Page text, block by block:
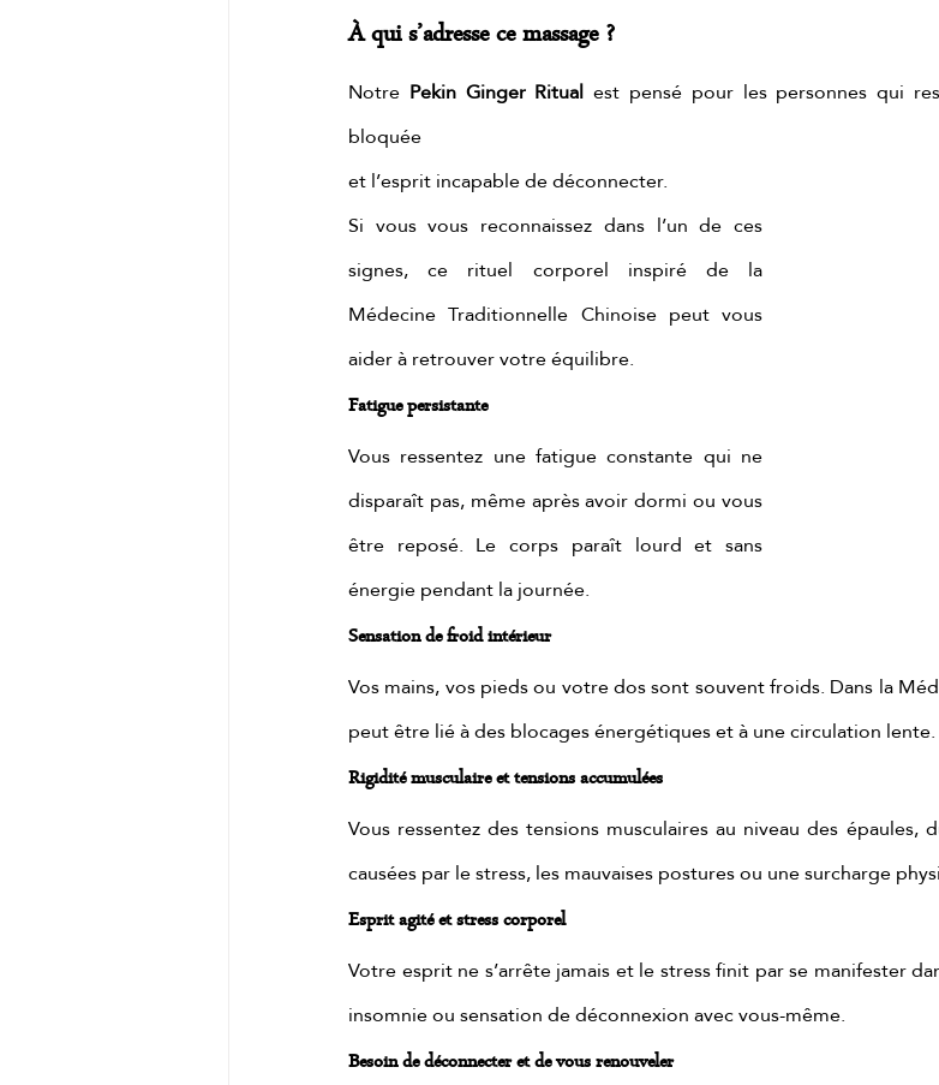
À qui s’adresse ce massage ?
Notre Pekin Ginger Ritual est pensé pour les personnes qui
bloquée
et l’esprit incapable de déconnecter.
Si vous vous reconnaissez dans l’un de ces
signes, ce rituel corporel inspiré de la
Médecine Traditionnelle Chinoise peut vous
aider à retrouver votre équilibre.
Fatigue persistante
Vous ressentez une fatigue constante qui ne
disparaît pas, même après avoir dormi ou vous
être reposé. Le corps paraît lourd et sans
énergie pendant la journée.
Sensation de froid intérieur
Vos mains, vos pieds ou votre dos sont souvent froids. Dans la
peut être lié à des blocages énergétiques et à une circulation lente.
Rigidité musculaire et tensions accumulées
Vous ressentez des tensions musculaires au niveau des
causées par le stress, les mauvaises postures ou une surcharge
Esprit agité et stress corporel
Votre esprit ne s’arrête jamais et le stress finit par se manifester
insomnie ou sensation de déconnexion avec vous-même.
Besoin de déconnecter et de vous renouveler